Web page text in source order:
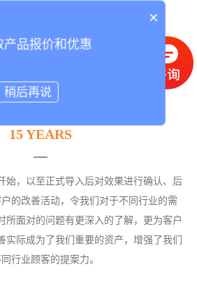
15 YEARS
始，以至正式导入后对效果进行确认、后
的改善活动，令我们对于不同行业的需
所面对的问题有更深入的了解，更为客户
实际成为了我们重要的资产，增强了我们
行业顾客的提案力。
×
产品报价和优惠
稍后再说